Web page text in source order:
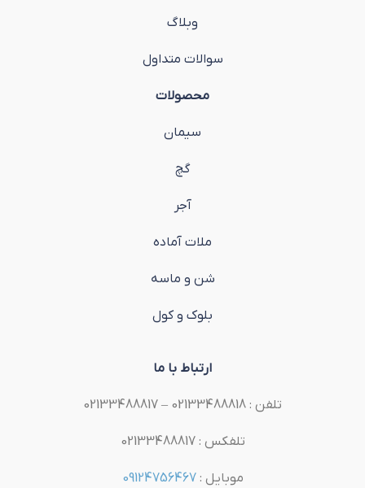
وبلاگ
سوالات متداول
محصولات
سیمان
گچ
آجر
ملات آماده
شن و ماسه
بلوک و کول
ارتباط با ما
تلفن : 02133488818 – 02133488817
تلفکس : 02133488817
موبایل :09124756467